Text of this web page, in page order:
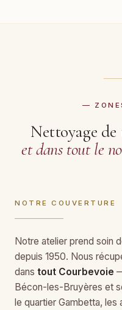
—
Nettoyage
et dans tout le
NOTRE COUVERTURE
Notre atelier prend soin
depuis 1950. Nous
dans tout Courbevoie
Bécon-les-Bruyères et
le quartier Gambetta,